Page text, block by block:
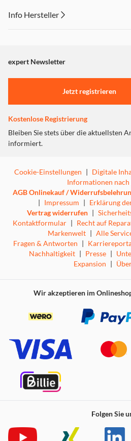
Gesprächen mühelos zu hören.
mit dem Ladecase 42h.
Info Hersteller
"Marketing".
Einstellungen anpassen
expert Newsletter
Jetzt registrieren
Kostenlose Registrierung
Bleiben Sie stets über die aktuellsten
informiert.
Cookie-Einstellungen | Digitale
Informationen nach
AGB Onlinekauf /
| Impressum | Erklärung
Vertrag widerrufen |
Kontaktformular | Recht auf
Markenwelt | Alle
Fragen & Antworten |
Nachhaltigkeit | Presse |
Expansion |
Wir akzeptieren im
Folgen Sie